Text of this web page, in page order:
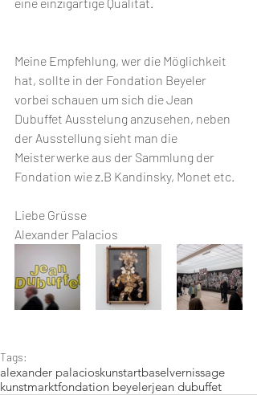
Meine Empfehlung, wer die Möglichkeit
hat, sollte in der Fondation Beyeler
vorbei schauen um sich die Jean
Dubuffet Ausstelung anzusehen, neben
der Ausstellung sieht man die
Meisterwerke aus der Sammlung der
Fondation wie z.B Kandinsky, Monet etc.
Liebe Grüsse
Alexander Palacios
Tags:
alexander palacioskunstartbaselvernissage
kunstmarktfondation beyelerjean dubuffet